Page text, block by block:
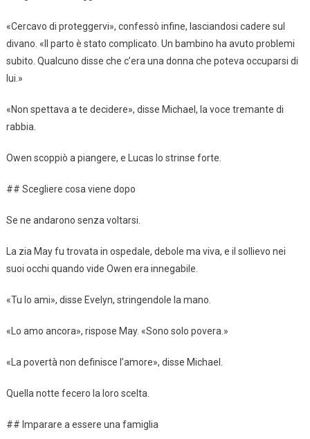
«Cercavo di proteggervi», confessò infine, lasciandosi cadere sul
divano. «Il parto è stato complicato. Un bambino ha avuto problemi
subito. Qualcuno disse che c’era una donna che poteva occuparsi di
lui.»
«Non spettava a te decidere», disse Michael, la voce tremante di
rabbia.
Owen scoppiò a piangere, e Lucas lo strinse forte.
## Scegliere cosa viene dopo
Se ne andarono senza voltarsi.
La zia May fu trovata in ospedale, debole ma viva, e il sollievo nei
suoi occhi quando vide Owen era innegabile.
«Tu lo ami», disse Evelyn, stringendole la mano.
«Lo amo ancora», rispose May. «Sono solo povera.»
«La povertà non definisce l’amore», disse Michael.
Quella notte fecero la loro scelta.
## Imparare a essere una famiglia